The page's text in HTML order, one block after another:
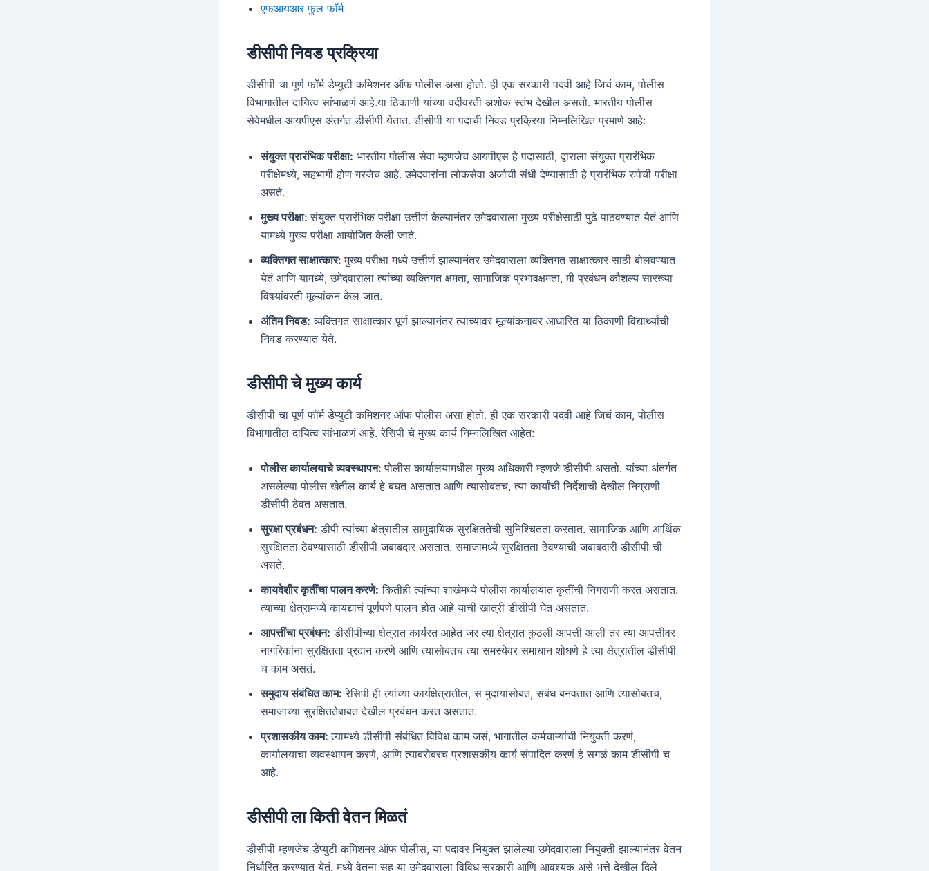
एफआयआर फुल फॉर्म
डीसीपी निवड प्रक्रिया
डीसीपी चा पूर्ण फॉर्म डेप्युटी कमिशनर ऑफ पोलीस असा होतो. ही एक सरकारी पदवी आहे जिचं काम, पोलीस
विभागातील दायित्व सांभाळणं आहे.या ठिकाणी यांच्या वर्दीवरती अशोक स्तंभ देखील असतो. भारतीय पोलीस
सेवेमधील आयपीएस अंतर्गत डीसीपी येतात. डीसीपी या पदाची निवड प्रक्रिया निम्नलिखित प्रमाणे आहे:
संयुक्त प्रारंभिक परीक्षा: भारतीय पोलीस सेवा म्हणजेच आयपीएस हे पदासाठी, द्वाराला संयुक्त प्रारंभिक
परीक्षेमध्ये, सहभागी होण गरजेच आहे. उमेदवारांना लोकसेवा अर्जाची संधी देण्यासाठी हे प्रारंभिक रुपेची परीक्षा
असते.
मुख्य परीक्षा:संयुक्त प्रारंभिक परीक्षा उत्तीर्ण केल्यानंतर उमेदवाराला मुख्य परीक्षेसाठी पुढे पाठवण्यात येतं आणि
यामध्ये मुख्य परीक्षा आयोजित केली जाते.
व्यक्तिगत साक्षात्कार:मुख्य परीक्षा मध्ये उत्तीर्ण झाल्यानंतर उमेदवाराला व्यक्तिगत साक्षात्कार साठी बोलवण्यात
येतं आणि यामध्ये, उमेदवाराला त्यांच्या व्यक्तिगत क्षमता, सामाजिक प्रभावक्षमता, मी प्रबंधन कौशल्य सारख्या
विषयांवरती मूल्यांकन केल जात.
अंतिम निवड: व्यक्तिगत साक्षात्कार पूर्ण झाल्यानंतर त्याच्यावर मूल्यांकनावर आधारित या ठिकाणी विद्यार्थ्यांची
निवड करण्यात येते.
डीसीपी चे मुख्य कार्य
डीसीपी चा पूर्ण फॉर्म डेप्युटी कमिशनर ऑफ पोलीस असा होतो. ही एक सरकारी पदवी आहे जिचं काम, पोलीस
विभागातील दायित्व सांभाळणं आहे. रेसिपी चे मुख्य कार्य निम्नलिखित आहेत:
पोलीस कार्यालयाचे व्यवस्थापन:पोलीस कार्यालयामधील मुख्य अधिकारी म्हणजे डीसीपी असतो. यांच्या अंतर्गत
असलेल्या पोलीस खेतील कार्य हे बघत असतात आणि त्यासोबतच, त्या कार्यांची निर्देशाची देखील निग्राणी
डीसीपी ठेवत असतात.
सुरक्षा प्रबंधन: डीपी त्यांच्या क्षेत्रातील सामुदायिक सुरक्षिततेची सुनिश्चितता करतात. सामाजिक आणि आर्थिक
सुरक्षितता ठेवण्यासाठी डीसीपी जबाबदार असतात. समाजामध्ये सुरक्षितता ठेवण्याची जबाबदारी डीसीपी ची
असते.
कायदेशीर कृतींचा पालन करणे: कितीही त्यांच्या शाखेमध्ये पोलीस कार्यालयात कृतींची निगराणी करत असतात.
त्यांच्या क्षेत्रामध्ये कायद्याचं पूर्णपणे पालन होत आहे याची खात्री डीसीपी घेत असतात.
आपत्तींचा प्रबंधन: डीसीपीच्या क्षेत्रात कार्यरत आहेत जर त्या क्षेत्रात कुठली आपत्ती आली तर त्या आपत्तीवर
नागरिकांना सुरक्षितता प्रदान करणे आणि त्यासोबतच त्या समस्येवर समाधान शोधणे हे त्या क्षेत्रातील डीसीपी
च काम असतं.
समुदाय संबंधित काम: रेसिपी ही त्यांच्या कार्यक्षेत्रातील, स मुदायांसोबत, संबंध बनवतात आणि त्यासोबतच,
समाजाच्या सुरक्षिततेबाबत देखील प्रबंधन करत असतात.
प्रशासकीय काम:त्यामध्ये डीसीपी संबंधित विविध काम जसं, भागातील कर्मचाऱ्यांची नियुक्ती करणं,
कार्यालयाचा व्यवस्थापन करणे, आणि त्याबरोबरच प्रशासकीय कार्य संपादित करणं हे सगळं काम डीसीपी च
आहे.
डीसीपी ला किती वेतन मिळतं
डीसीपी म्हणजेच डेप्युटी कमिशनर ऑफ पोलीस, या पदावर नियुक्त झालेल्या उमेदवाराला नियुक्ती झाल्यानंतर वेतन
निर्धारित करण्यात येतं. मध्ये वेतना सह या उमेदवाराला विविध सरकारी आणि आवश्यक असे भत्ते देखील दिले